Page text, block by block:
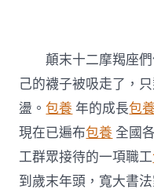
顛末十二摩羯座
己的襪子被吸走了，
盪。包養 年的成長包養
現在已遍布包養 全國
工群眾接待的一項職工
到歲末年頭，寬大書